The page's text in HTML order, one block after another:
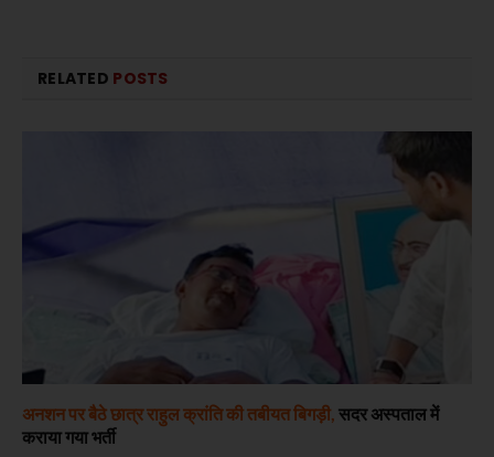
RELATED POSTS
अनशन पर बैठे छात्र राहुल क्रांति की तबीयत बिगड़ी, सदर अस्पताल में
कराया गया भर्ती